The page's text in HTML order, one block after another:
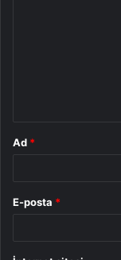
Ad *
E-posta *